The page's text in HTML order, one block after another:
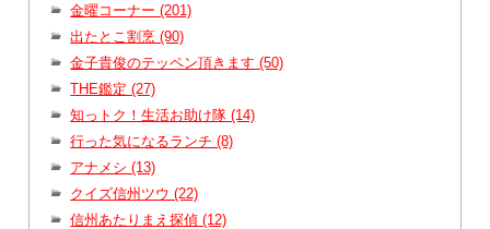
金曜コーナー (201)
出たとこ割烹 (90)
金子貴俊のテッペン頂きます (50)
THE鑑定 (27)
知っトク！生活お助け隊 (14)
行った気になるランチ (8)
アナメシ (13)
クイズ信州ツウ (22)
信州あたりまえ探偵 (12)